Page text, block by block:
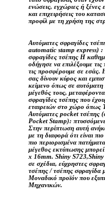
ενώσεις, εγχώριες ή ξένες
και επιχειρήσεις του
προφίλ με τη χρήση της
Αυτόματες σφραγίδες
automatic stamp express) :
σφραγίδες τσέπης Η
οδήγησε να επιλέξουμε τις
τις προσφέρουμε σε εσάς.
σας δίνουν κύρος και
κείμενο όπως σε
μέγεθός τους,
σφραγίδες τσέπης που
εταιρειών στο χώρο
Αυτόματες pocket τσέπης
Pocket Stamp):
Στην περίπτωση αυτή
με τη διαφορά ότι είναι
πιο περιορισμένα
μέγεθος εκτύπωσης
x 16mm. Shiny S723,Shiny
σε σχέδια, εύχρηστες
τσέπης / τσέπης σφραγίδα
Μοναδικό προϊόν που
Μηχανικών.